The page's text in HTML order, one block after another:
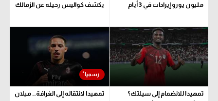
مليون يورو إيرادات في 3 أيام
يكشف كواليس رحيله عن الزمالك
تمهيدا للانضمام إلى سيلتك؟
تمهيدا لانتقاله إلى الغرافة.. ميلان